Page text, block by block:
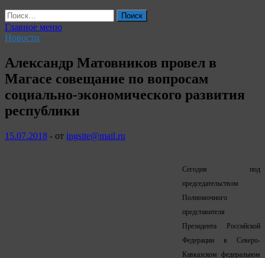
Найти:
Главное меню
Новости
Александр Матовников провел в
Магасе совещание по вопросам
социально-экономического развития
республики
15.07.2018 - от ingsite@mail.ru
Сегодня под
председательством
Полномочного
представителя
Президента Российской
Федерации в Северо-
Кавказском федеральном